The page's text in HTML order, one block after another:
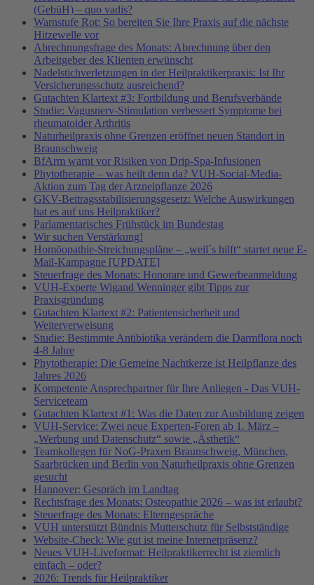
(GebüH) – quo vadis?
Warnstufe Rot: So bereiten Sie Ihre Praxis auf die nächste
Hitzewelle vor
Abrechnungsfrage des Monats: Abrechnung über den
Arbeitgeber des Klienten erwünscht
Nadelstichverletzungen in der Heilpraktikerpraxis: Ist Ihr
Versicherungsschutz ausreichend?
Gutachten Klartext #3: Fortbildung und Berufsverbände
Studie: Vagusnerv-Stimulation verbessert Symptome bei
rheumatoider Arthritis
Naturheilpraxis ohne Grenzen eröffnet neuen Standort in
Braunschweig
BfArm warnt vor Risiken von Drip-Spa-Infusionen
Phytotherapie – was heilt denn da? VUH-Social-Media-
Aktion zum Tag der Arzneipflanze 2026
GKV-Beitragsstabilisierungsgesetz: Welche Auswirkungen
hat es auf uns Heilpraktiker?
Parlamentarisches Frühstück im Bundestag
Wir suchen Verstärkung!
Homöopathie-Streichungspläne – „weil´s hilft“ startet neue E-
Mail-Kampagne [UPDATE]
Steuerfrage des Monats: Honorare und Gewerbeanmeldung
VUH-Experte Wigand Wenninger gibt Tipps zur
Praxisgründung
Gutachten Klartext #2: Patientensicherheit und
Weiterverweisung
Studie: Bestimmte Antibiotika verändern die Darmflora noch
4-8 Jahre
Phytotherapie: Die Gemeine Nachtkerze ist Heilpflanze des
Jahres 2026
Kompetente Ansprechpartner für Ihre Anliegen - Das VUH-
Serviceteam
Gutachten Klartext #1: Was die Daten zur Ausbildung zeigen
VUH-Service: Zwei neue Experten-Foren ab 1. März –
„Werbung und Datenschutz“ sowie „Ästhetik“
Teamkollegen für NoG-Praxen Braunschweig, München,
Saarbrücken und Berlin von Naturheilpraxis ohne Grenzen
gesucht
Hannover: Gespräch im Landtag
Rechtsfrage des Monats: Osteopathie 2026 – was ist erlaubt?
Steuerfrage des Monats: Elterngespräche
VUH unterstützt Bündnis Mutterschutz für Selbstständige
Website-Check: Wie gut ist meine Internetpräsenz?
Neues VUH-Liveformat: Heilpraktikerrecht ist ziemlich
einfach – oder?
2026: Trends für Heilpraktiker